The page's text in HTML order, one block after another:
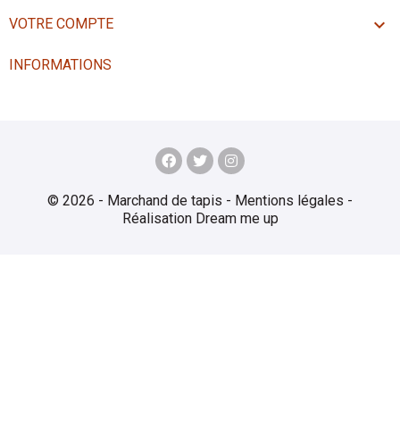
VOTRE COMPTE 
INFORMATIONS
© 2026 - Marchand de tapis - Mentions légales -
Réalisation Dream me up